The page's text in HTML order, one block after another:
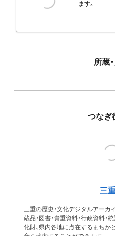
ます。
所蔵
つなぎ
三
三重の歴史・文化デジタルアーカ
蔵品・図書・貴重資料・行政資料・
化財、県内各地に点在するまちか